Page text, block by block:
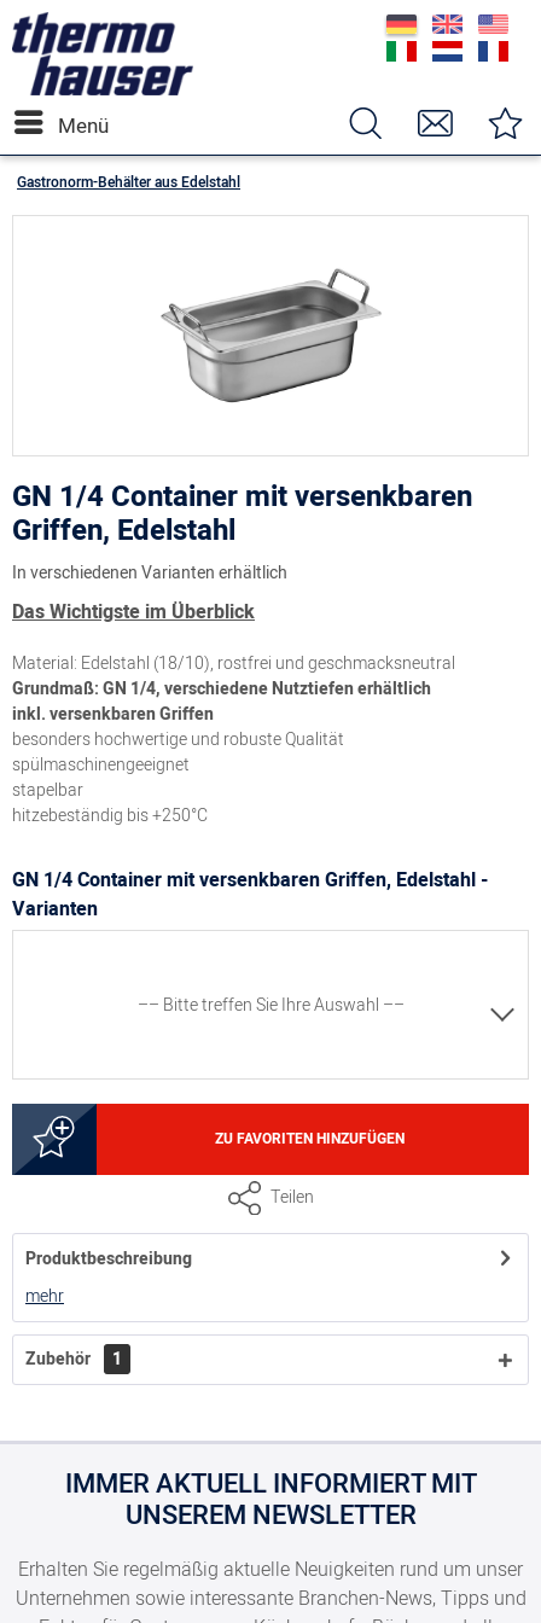
Menü
Gastronorm-Behälter aus Edelstahl
GN 1/4 Container mit versenkbaren
Griffen, Edelstahl
In verschiedenen Varianten erhältlich
Das Wichtigste im Überblick
Material: Edelstahl (18/10), rostfrei und geschmacksneutral
Grundmaß: GN 1/4, verschiedene Nutztiefen erhältlich
inkl. versenkbaren Griffen
besonders hochwertige und robuste Qualität
spülmaschinengeeignet
stapelbar
hitzebeständig bis +250°C
GN 1/4 Container mit versenkbaren Griffen, Edelstahl -
Varianten
–– Bitte treffen Sie Ihre Auswahl ––
8300010579
GN 1/4, Tiefe 100 mm, Volumen 2,5 Liter
ZU FAVORITEN HINZUFÜGEN
Teilen
Produktbeschreibung
mehr
Zubehör 1
IMMER AKTUELL INFORMIERT MIT
UNSEREM NEWSLETTER
Erhalten Sie regelmäßig aktuelle Neuigkeiten rund um unser
Unternehmen sowie interessante Branchen-News, Tipps und